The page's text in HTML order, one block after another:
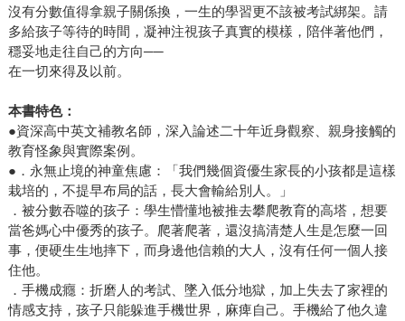
沒有分數值得拿親子關係換，一生的學習更不該被考試綁架。請
多給孩子等待的時間，凝神注視孩子真實的模樣，陪伴著他們，
穩妥地走往自己的方向──
在一切來得及以前。
本書特色：
●資深高中英文補教名師，深入論述二十年近身觀察、親身接觸的
教育怪象與實際案例。
●．永無止境的神童焦慮：「我們幾個資優生家長的小孩都是這樣
栽培的，不提早布局的話，長大會輸給別人。」
．被分數吞噬的孩子：學生懵懂地被推去攀爬教育的高塔，想要
當爸媽心中優秀的孩子。爬著爬著，還沒搞清楚人生是怎麼一回
事，便硬生生地摔下，而身邊他信賴的大人，沒有任何一個人接
住他。
．手機成癮：折磨人的考試、墜入低分地獄，加上失去了家裡的
情感支持，孩子只能躲進手機世界，麻痺自己。手機給了他久違